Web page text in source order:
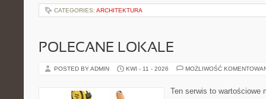
CATEGORIES: ARCHITEKTURA
POLECANE LOKALE
POSTED BY ADMIN KWI - 11 - 2026 MOŻLIWOŚĆ
Ten serwis to wartościowe